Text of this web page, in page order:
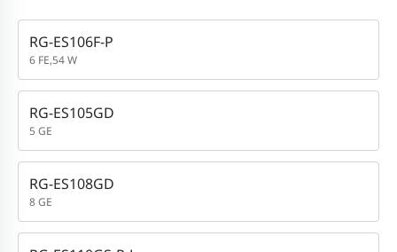
RG-ES106F-P
6 FE,54 W
RG-ES105GD
5 GE
RG-ES108GD
8 GE